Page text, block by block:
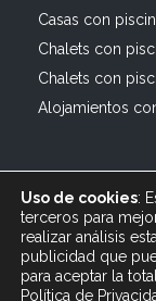
Casas con
Chalets con
Chalets con
Alojamientos
© 2019 All
Turístico
Uso de cookies:
terceros para
realizar análisis
publicidad que
para aceptar la
Política de